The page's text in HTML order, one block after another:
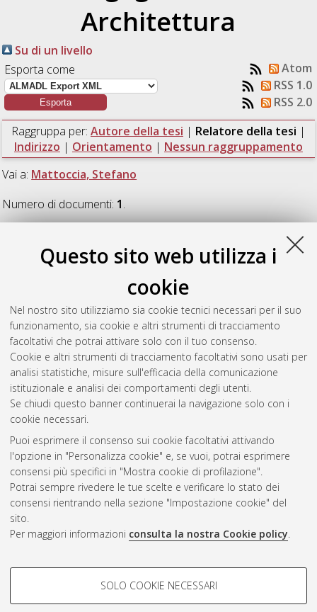
Questo sito web utilizza i
cookie
Nel nostro sito utilizziamo sia cookie tecnici necessari per il suo
funzionamento, sia cookie e altri strumenti di tracciamento
facoltativi che potrai attivare solo con il tuo consenso.
Cookie e altri strumenti di tracciamento facoltativi sono usati per
analisi statistiche, misure sull'efficacia della comunicazione
istituzionale e analisi dei comportamenti degli utenti.
Se chiudi questo banner continuerai la navigazione solo con i
cookie necessari.
Puoi esprimere il consenso sui cookie facoltativi attivando
l'opzione in "Personalizza cookie" e, se vuoi, potrai esprimere
consensi più specifici in "Mostra cookie di profilazione".
Potrai sempre rivedere le tue scelte e verificare lo stato dei
consensi rientrando nella sezione "Impostazione cookie" del
sito.
Per maggiori informazioni consulta la nostra Cookie policy.
COOKIE DI PROFILAZIONE -
SOLO COOKIE NECESSARI
Architettura
Su di un livello
Esporta come
Atom
RSS 1.0
RSS 2.0
Raggruppa per: Autore della tesi | Relatore della tesi |
Indirizzo | Orientamento | Nessun raggruppamento
Vai a: Mattoccia, Stefano
Numero di documenti: 1.
Mattoccia, Stefano
Progetto e sperimentazione di un
a elevata frequenza generato da una telecamera stereo.
[Laurea], Università di Bologna, Corso di Studio inIngegneria
elettronica [L-Ante DM509] , Documento ad accesso
riservato.
Questa lista e' stata generata ilFri Aug 7 20:41:06 2026 CEST
Atom
Rss 1.0
Rss 2.0
AMS Laurea
Impostazioni Cookie
Informativa sulla privacy
Condizioni d’uso del sito